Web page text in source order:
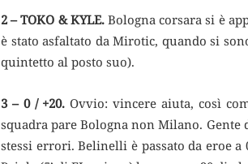
2 – TOKO & KYLE.Bologna corsara si è
è stato asfaltato da Mirotic, quando si
quintetto al posto suo).
3 – 0 / +20. Ovvio: vincere aiuta, così
squadra pare Bologna non Milano. Gente
stessi errori. Belinelli è passato da eroe